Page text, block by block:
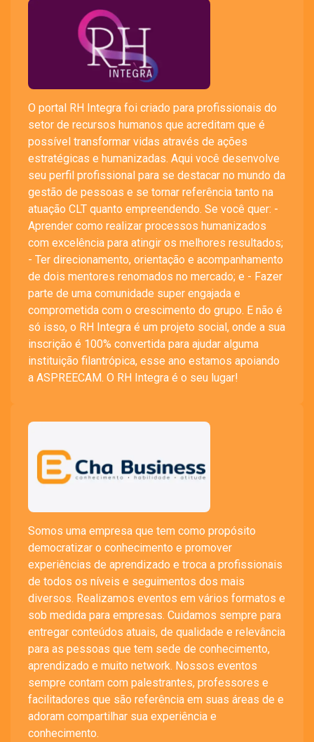
O portal RH Integra foi criado para profissionais do
setor de recursos humanos que acreditam que é
possível transformar vidas através de ações
estratégicas e humanizadas. Aqui você desenvolve
seu perfil profissional para se destacar no mundo da
gestão de pessoas e se tornar referência tanto na
atuação CLT quanto empreendendo. Se você quer: -
Aprender como realizar processos humanizados
com excelência para atingir os melhores resultados;
- Ter direcionamento, orientação e acompanhamento
de dois mentores renomados no mercado; e - Fazer
parte de uma comunidade super engajada e
comprometida com o crescimento do grupo. E não é
só isso, o RH Integra é um projeto social, onde a sua
inscrição é 100% convertida para ajudar alguma
instituição filantrópica, esse ano estamos apoiando
a ASPREECAM. O RH Integra é o seu lugar!
Somos uma empresa que tem como propósito
democratizar o conhecimento e promover
experiências de aprendizado e troca a profissionais
de todos os níveis e seguimentos dos mais
diversos. Realizamos eventos em vários formatos e
sob medida para empresas. Cuidamos sempre para
entregar conteúdos atuais, de qualidade e relevância
para as pessoas que tem sede de conhecimento,
aprendizado e muito network. Nossos eventos
sempre contam com palestrantes, professores e
facilitadores que são referência em suas áreas de e
adoram compartilhar sua experiência e
conhecimento.